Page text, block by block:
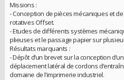
Missions :
- Conception de pièces mécaniques et
rotatives Offset.
- Etudes de différents systèmes
plieuses et le passage papier sur
Résultats marquants :
- Dépôt d’un brevet sur la conception
déplacement latéral de cordons
domaine de l’imprimerie industriel.